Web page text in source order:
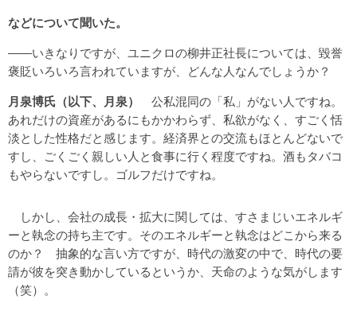
などについて聞いた。
――いきなりですが、ユニクロの柳井正社長については、毀誉
褒貶いろいろ言われていますが、どんな人なんでしょうか？
月泉博氏（以下、月泉）
公私混同の「私」がない人ですね。
あれだけの資産があるにもかかわらず、私欲がなく、すごく恬
淡とした性格だと感じます。経済界との交流もほとんどないで
すし、ごくごく親しい人と食事に行く程度ですね。酒もタバコ
もやらないですし。ゴルフだけですね。
しかし、会社の成長・拡大に関しては、すさまじいエネルギ
ーと執念の持ち主です。そのエネルギーと執念はどこから来る
のか？ 抽象的な言い方ですが、時代の激変の中で、時代の要
請が彼を突き動かしているというか、天命のような気がします
（笑）。